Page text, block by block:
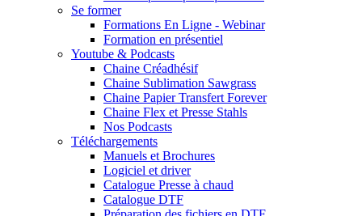
Se former
Formations En Ligne - Webinar
Formation en présentiel
Youtube & Podcasts
Chaine Créadhésif
Chaine Sublimation Sawgrass
Chaine Papier Transfert Forever
Chaine Flex et Presse Stahls
Nos Podcasts
Téléchargements
Manuels et Brochures
Logiciel et driver
Catalogue Presse à chaud
Catalogue DTF